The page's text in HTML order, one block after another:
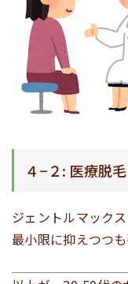
４−２: 医療脱
ジェントルマック
最小限に抑えつつ